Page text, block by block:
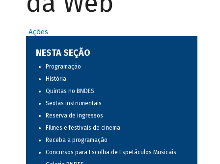
Ações
NESTA SEÇÃO
Programação
História
Quintas no BNDES
Sextas instrumentais
Reserva de ingressos
Filmes e festivais de cinema
Receba a programação
Concursos para Escolha de Espetáculos Musicais